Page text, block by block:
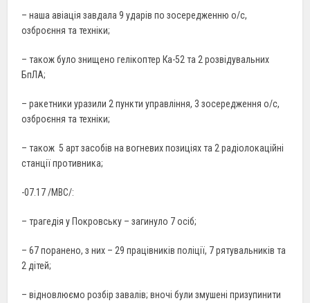
– наша авіація завдала 9 ударів по зосередженню о/с,
озброєння та техніки;
– також було знищено гелікоптер Ка-52 та 2 розвідувальних
БпЛА;
– ракетники уразили 2 пункти управління, 3 зосередження о/с,
озброєння та техніки;
– також 5 арт засобів на вогневих позиціях та 2 радіолокаційні
станції противника;
-07.17 /МВС/:
– трагедія у Покровську – загинуло 7 осіб;
– 67 поранено, з них – 29 працівників поліції, 7 рятувальників та
2 дітей;
– відновлюємо розбір завалів; вночі були змушені призупинити